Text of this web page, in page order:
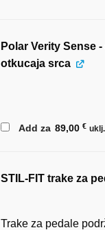
Polar Verity Sense
otkucaja srca
Add za 89,00 €
STIL-FIT trake za
Trake za pedale